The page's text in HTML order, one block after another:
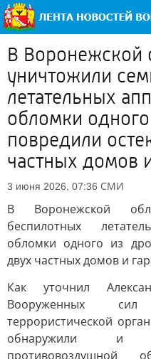
В Воронежской
уничтожили
летательных
обломки
повредили
частных домов
3 июня 2026, 07:36 СМИ
В Воронежской
беспилотных
обломки одного из
двух частных домов и
Как уточнил
Вооруженных
террористической
обнаружили и
противовоздушной